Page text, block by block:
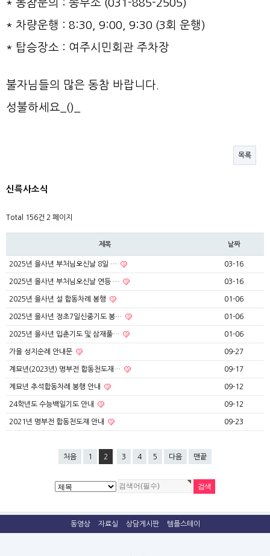
* 동참문의 : 종무소 (031-885-2505)
* 차량운행 : 8:30, 9:00, 9:30 (3회 운행)
* 탑승장소 : 여주시민회관 주차장
불자님들의 많은 동참 바랍니다.
성불하세요_()_
목록
신륵사소식
Total 156건 2 페이지
제목 날짜
2025년 을사년 부처님오신날 8일 … 03-16
2025년 을사년 부처님오신날 연등 … 03-16
2025년 을사년 설 합동차례 봉행 01-06
2025년 을사년 정초7일신중기도 봉… 01-06
2025년 을사년 입춘기도 및 삼재풀… 01-06
가을 성지순례 안내문 09-27
계묘년(2023년) 명부전 합동천도재… 09-17
계묘년 추석합동차례 봉행 안내 09-12
24학년도 수능백일기도 안내 09-12
2021년 명부전 합동천도재 안내 09-23
처음 1 2 3 4 5 다음 맨끝
동영상 자료실 상담게시판 템플스테이